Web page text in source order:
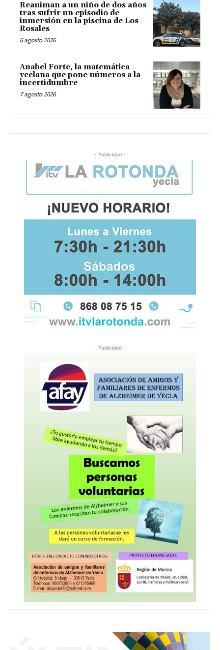
Reaniman a un niño de dos años
tras sufrir un episodio de
inmersión en la piscina de Los
Rosales
6 agosto 2026
Anabel Forte, la matemática
yeclana que pone números a la
incertidumbre
7 agosto 2026
- Publicidad -
- Publicidad -